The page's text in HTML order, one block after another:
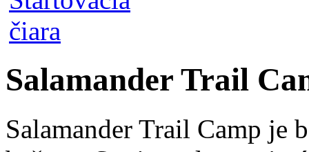
Salamander Trail
Salamander Trail Camp je